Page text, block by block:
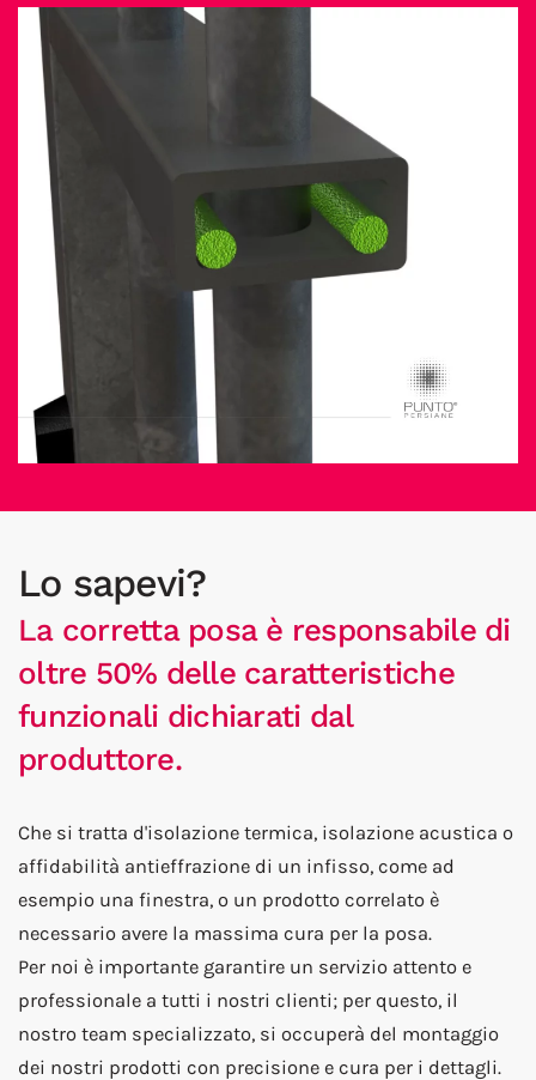
Lo sapevi?
La corretta posa è responsabile di
oltre 50% delle caratteristiche
funzionali dichiarati dal
produttore.
Che si tratta d'isolazione termica, isolazione acustica o
affidabilità antieffrazione di un infisso, come ad
esempio una finestra, o un prodotto correlato è
necessario avere la massima cura per la posa.
Per noi è importante garantire un servizio attento e
professionale a tutti i nostri clienti; per questo, il
nostro team specializzato, si occuperà del montaggio
dei nostri prodotti con precisione e cura per i dettagli.